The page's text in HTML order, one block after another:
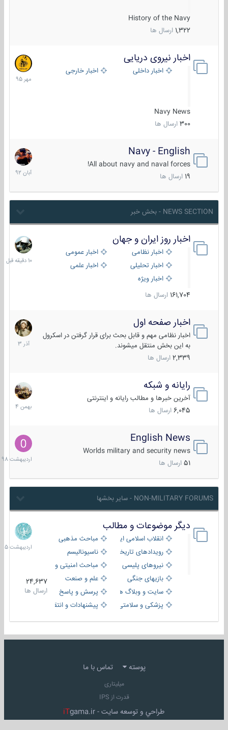
History of the Navy
1,322 ارسال ها
اخبار نیروی دریایی
اخبار داخلی اخبار خارجی
Navy News
300 ارسال ها
27
مهر
1395
Navy - English
All about navy and naval forces!
ارسال ها
22
آبان
1392
NEWS SECTION - بخش خبر
اخبار روز ایران و جهان
اخبار نظامی
اخبار عمومی
اخبار تحلیلی
اخبار علمی
اخبار ویژه
161,704 ارسال ها
10
دقیقه
قبل
اخبار صفحه اول
اخبار نظامی مهم و قابل بحث برای قرار گرفتن در اسکرول
به این بخش منتقل میشوند.
2,339 ارسال ها
7
آذر
1403
رایانه و شبکه
آخرین خبرها و مطالب رایانه و اینترنتی
6,045 ارسال ها
30
بهمن
1404
English News
Worlds military and security news
51 ارسال ها
10
1398
NON-MILITARY FORUMS - سایر بخشها
دیگر موضوعات و مطالب
انقلاب اسلامی ایران
مباحث مذهبی
رویدادهای تاریخی و مذهبیناسیونالیسم
نیروهای پلیسی
مباحث امنیتی و اطلاعاتی
بازیهای جنگی
علم و صنعت
سایت و وبلاگ ها
پرسش و پاسخ
پزشکی و سلامتی
پیشنهادات و انتقادات
24,637
ارسال ها
8
1405
پوسته تماس با ما
میلیتاری
قدرت از IPS
طراحي و توسعه سايت - iTgama.ir